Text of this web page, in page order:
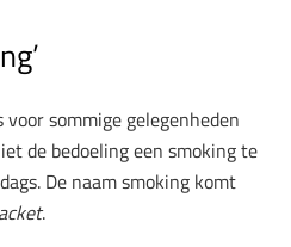
sommige gelegenheden
de bedoeling een smoking te
De naam smoking komt
.